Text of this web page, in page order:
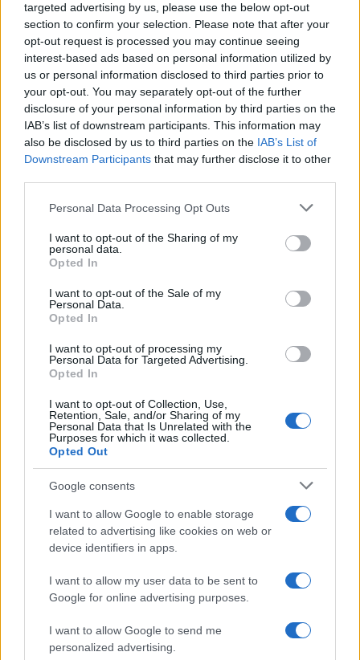
targeted advertising by us, please use the below opt-out
section to confirm your selection. Please note that after your
opt-out request is processed you may continue seeing
interest-based ads based on personal information utilized by
us or personal information disclosed to third parties prior to
your opt-out. You may separately opt-out of the further
disclosure of your personal information by third parties on the
IAB’s list of downstream participants. This information may
also be disclosed by us to third parties on the IAB’s List of
Downstream Participants that may further disclose it to other
Please note that this website/app uses one or more Google
not limited to your visit or usage behaviour. You may click to
grant or deny consent to Google and its third-party tags to
use your data for below specified purposes in below Google
consent section.
Personal Data Processing Opt Outs
I want to opt-out of the Sharing of my
personal data.
Opted In
I want to opt-out of the Sale of my
Personal Data.
Opted In
I want to opt-out of processing my
Personal Data for Targeted Advertising.
Opted In
I want to opt-out of Collection, Use,
Retention, Sale, and/or Sharing of my
Personal Data that Is Unrelated with the
Purposes for which it was collected.
Opted Out
Google consents
I want to allow Google to enable storage
related to advertising like cookies on web or
device identifiers in apps.
I want to allow my user data to be sent to
Google for online advertising purposes.
I want to allow Google to send me
personalized advertising.
Πιο δημοφιλή
1 Έφυγαν οι συνεργάτες, μένει η Μαρία
Καρυστιανού - Η επόμενη μέρα για την
«Ελπίδα για τη Δημοκρατία»
2Συγκίνηση στο τελευταίο αντίο στον Λάκη
Χαλκιά: Με την «Φάμπρικα», λαούτο και
κλαρίνα αποχαιρέτησαν την εμβληματική
φωνή της μεταπολίτευσης
Ποιος είναι ο ελληνοκύπριος Sir Ντέμης
Χημείας και στο «τιμόνι» της AI της Google
Ο Κώστας Σαμαράς δημοσίευσε μία παιδική
αδελφής του, Λένας
Το πολωμένο μελτέμι που τροφοδότησε τις
ισχυρότερα επεισόδια των τελευταίων 50
χρόνων»
Πιο σχολιασμένα
Μητσοτάκης στην υπογραφή συμφωνίας
για την ηλεκτρική διασύνδεση Ελλάδας –
είσοδος της Meridiam στην GSI
Canadair 515: Οι πρώτες εικόνες από την
κατασκευή του αεροσκάφους που θα
επιχειρεί και τη νύχτα στα μέτωπα της
φωτιάς
Αυγερινός, Μουτσάτσου και ακόμη 20
πρώην στελέχη κατά Καρυστιανού: «Δεν
«συγκεντρωτικό μοντέλο»
Κρανίου τόπος το Πόρτο Γερμενό μετά το